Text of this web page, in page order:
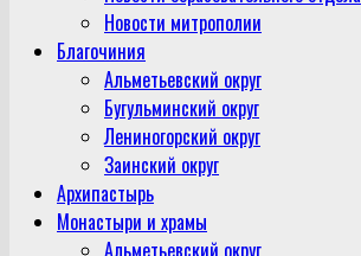
Новости митрополии
Благочиния
Альметьевский округ
Бугульминский округ
Лениногорский округ
Заинский округ
Архипастырь
Монастыри и храмы
Альметьевский округ